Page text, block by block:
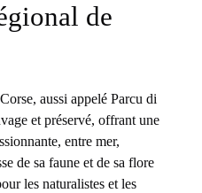
de
aussi appelé Parcu di
et préservé, offrant une
entre mer,
de sa faune et de sa flore
les naturalistes et les